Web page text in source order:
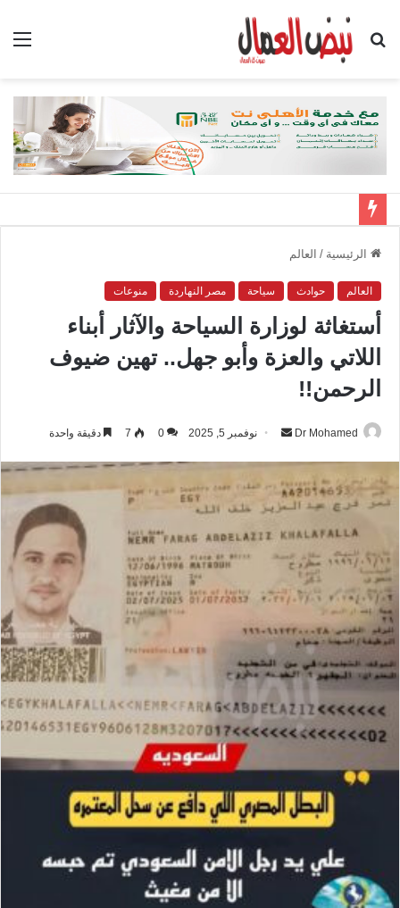
بحث
الرئيسية / العالم
العالم حوادث سياحة مصر النهاردة منوعات
أستغاثة لوزارة السياحة والآثار أبناء
اللاتي والعزة وأبو جهل.. تهين ضيوف
الرحمن!!
Dr Mohamed
ل
ر
ي
ا
إ
ك
ر
و
ا
نوفمبر 5, 2025 0
7 دقيقة واحدة